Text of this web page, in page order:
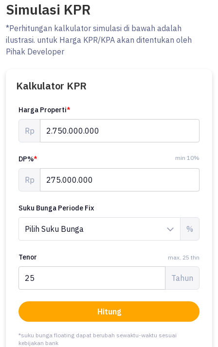
Simulasi KPR
*Perhitungan kalkulator simulasi di bawah adalah
ilustrasi. untuk Harga KPR/KPA akan ditentukan oleh
Pihak Developer
Kalkulator KPR
Harga Properti*
Rp
DP%* min 10%
Rp
Suku Bunga Periode Fix
%
Tenor max. 25 thn
Tahun
Hitung
*suku bunga floating dapat berubah sewaktu-waktu sesuai
kebijakan bank